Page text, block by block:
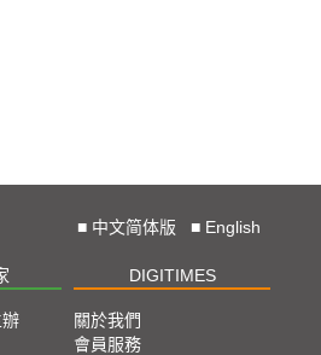
■ 中文简体版 ■ English
DIGITIMES
關於我們
會員服務